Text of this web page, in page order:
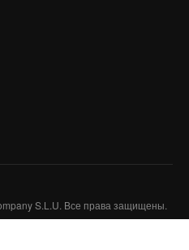
S.L.U. Все права защищены.